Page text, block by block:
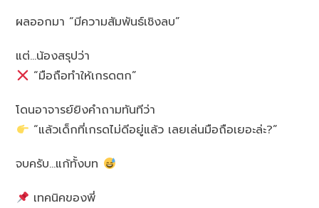
ผลออกมา “มีความสัมพันธ์เชิงลบ”
แต่…น้องสรุปว่า
“มือถือทำให้เกรดตก”
โดนอาจารย์ยิงคำถามทันทีว่า
“แล้วเด็กที่เกรดไม่ดีอยู่แล้ว เลยเล่นมือถือเยอะล่ะ?”
จบครับ…แก้ทั้งบท
เทคนิคของพี่